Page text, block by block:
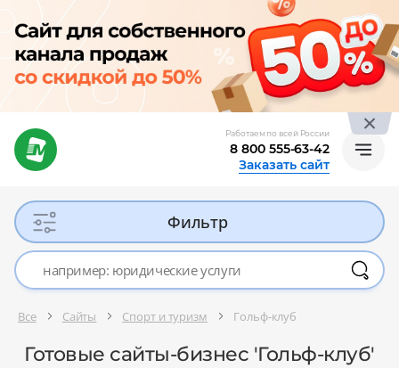
Работаем по всей России
8 800 555-63-42
Заказать сайт
Фильтр
Все Сайты Спорт и туризм Гольф-клуб
Готовые сайты-бизнес 'Гольф-клуб'